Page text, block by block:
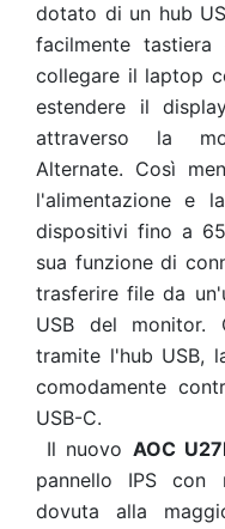
dotato di un hub
facilmente
collegare il laptop
estendere il
attraverso la
Alternate. Così
l'alimentazione e
dispositivi fino a
sua funzione di
trasferire file da
USB del monitor.
tramite l'hub USB,
comodamente
USB-C.
Il nuovo AOC
pannello IPS con
dovuta alla